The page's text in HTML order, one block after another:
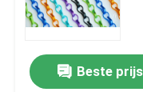
Beste prijs